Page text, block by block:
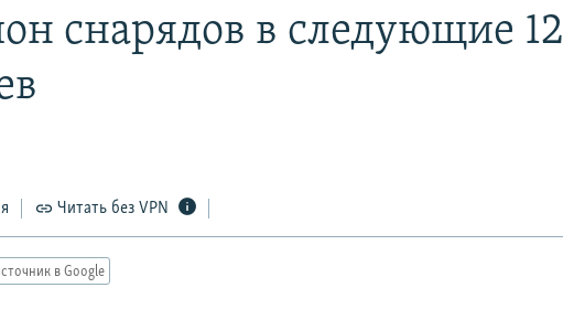
снарядов в следующие 12
Читать без VPN
в Google